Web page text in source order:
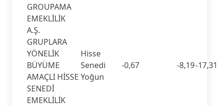
GROUPAMA
EMEKLİLİK
A.Ş.
GRUPLARA
YÖNELİK
BÜYÜME
AMAÇLI HİSSE
SENEDİ
EMEKLİLİK
Hisse
Senedi
Yoğun
-0,67 -8,19-17,31